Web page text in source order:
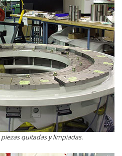
quitadas y limpiadas.